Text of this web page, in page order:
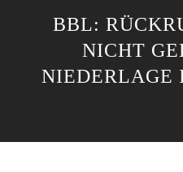
BBL:
NICHT
NIEDERLAGE